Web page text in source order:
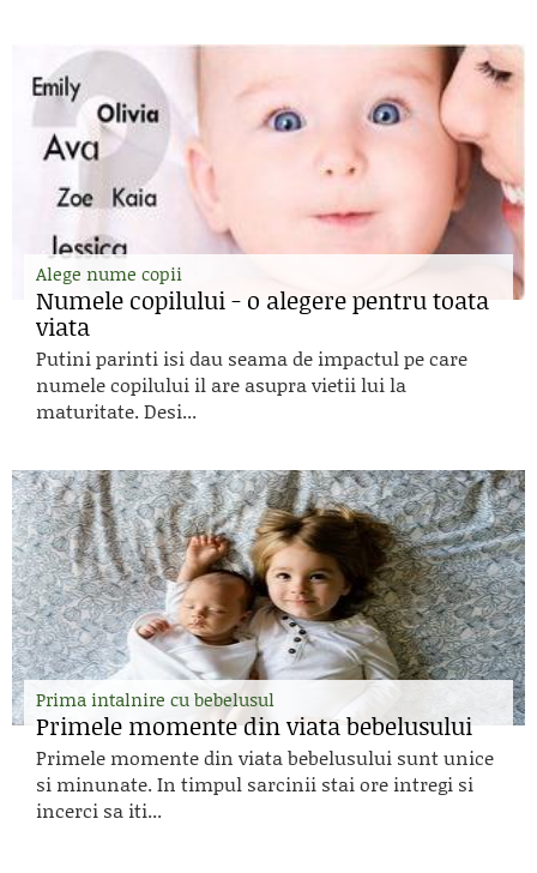
Alege nume copii
Numele copilului - o alegere pentru toata
viata
Putini parinti isi dau seama de impactul pe care
numele copilului il are asupra vietii lui la
maturitate. Desi...
Prima intalnire cu bebelusul
Primele momente din viata bebelusului
Primele momente din viata bebelusului sunt unice
si minunate. In timpul sarcinii stai ore intregi si
incerci sa iti...